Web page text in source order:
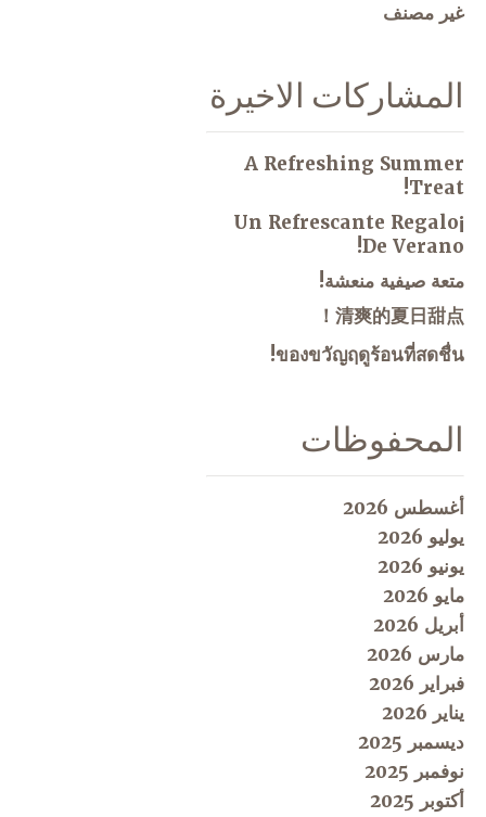
غير مصنف
المشاركات الاخيرة
A Refreshing Summer
Treat!
¡Un Refrescante Regalo
De Verano!
متعة صيفية منعشة!
清爽的夏日甜点！
ของขวัญฤดูร้อนที่สดชื่น!
المحفوظات
أغسطس 2026
يوليو 2026
يونيو 2026
مايو 2026
أبريل 2026
مارس 2026
فبراير 2026
يناير 2026
ديسمبر 2025
نوفمبر 2025
أكتوبر 2025